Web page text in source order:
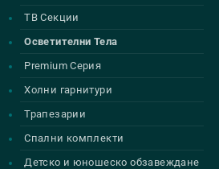
ТВ Секции
Осветителни Тела
Premium Серия
Холни гарнитури
Трапезарии
Спални комплекти
Детско и юношеско обзавеждане